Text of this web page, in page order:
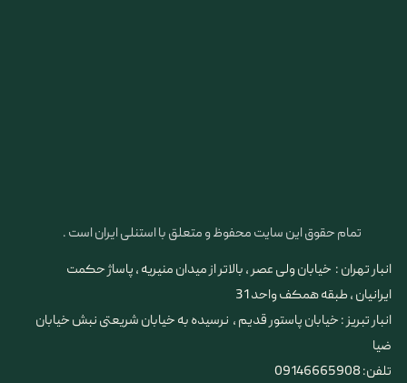
تمام حقوق این سایت محفوظ و متعلق با استنلی ایران است .
انبار تهران : خیابان ولی عصر ، بالاتر از میدان منیریه ، پاساژ حکمت
ایرانیان ، طبقه همکف واحد 31
​​​​​​​انبار تبریز : خیابان پاستور قدیم ، نرسیده به خیابان شریعتی نبش خیابان
ضیا
تلفن: 09146665908